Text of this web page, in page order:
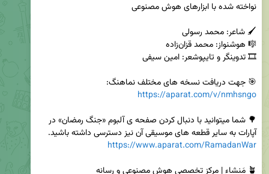
🎯 جهت دریافت نسخه های مختلف نماهنگ:
https://aparat.com/v/nmhsngo
آپارات به سایر قطعه های موسیقی آن نیز دسترسی داشته باشید.
https://www.aparat.com/RamadanWar